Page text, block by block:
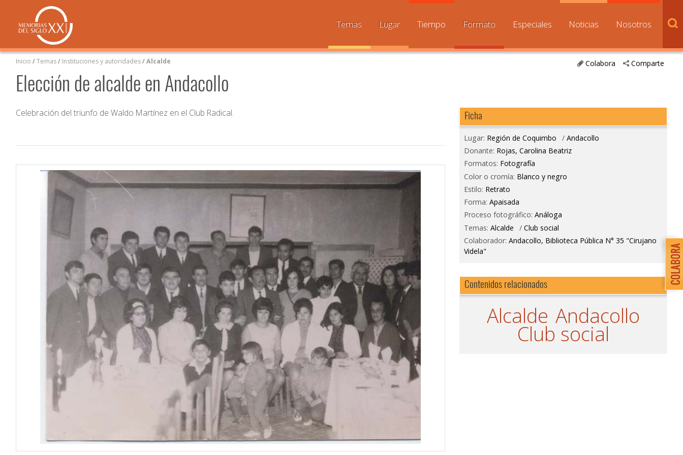
Temas Lugar Tiempo Formato Especiales Noticias Nosotros
Comparte
Colabora
Inicio /Temas/ Instituciones y autoridades/Alcalde
Elección de alcalde en Andacollo
Celebración del triunfo de Waldo Martínez en el Club Radical. Ficha
Lugar: Región de Coquimbo / Andacollo
Donante: Rojas, Carolina Beatriz
Formatos: Fotografía
Color o cromía: Blanco y negro
Estilo: Retrato
Forma: Apaisada
Proceso fotográfico: Análoga
Temas: Alcalde / Club social
Colaborador: Andacollo, Biblioteca Pública N° 35 "Cirujano
Videla"
Contenidos relacionados
Alcalde Andacollo
Club social